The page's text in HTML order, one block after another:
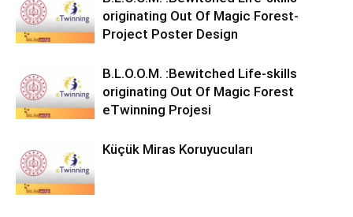
originating Out Of Magic Forest-
Project Poster Design
B.L.O.O.M. :Bewitched Life-skills
originating Out Of Magic Forest
eTwinning Projesi
Küçük Miras Koruyucuları